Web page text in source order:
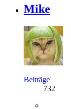
Mike
Beiträge
732